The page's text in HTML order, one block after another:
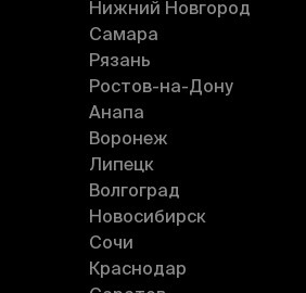
Нижний Новгород
Самара
Рязань
Ростов-на-Дону
Анапа
Воронеж
Липецк
Волгоград
Новосибирск
Сочи
Краснодар